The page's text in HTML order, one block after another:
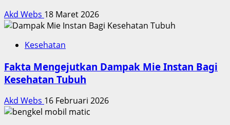
Akd Webs 18 Maret 2026
Kesehatan
Fakta Mengejutkan Dampak Mie Instan Bagi
Kesehatan Tubuh
Akd Webs 16 Februari 2026